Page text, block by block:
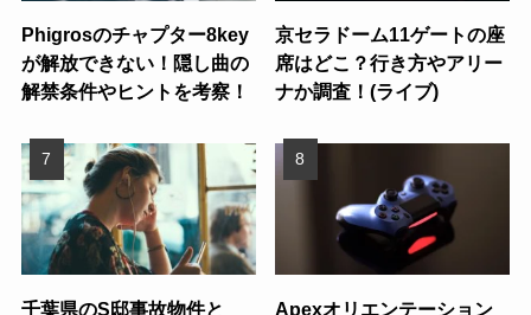
Phigrosのチャプター8key
が解放できない！隠し曲の
解禁条件やヒントを考察！
京セラドーム11ゲートの座
席はどこ？行き方やアリー
ナか調査！(ライブ)
千葉県のS邸事故物件と
Apexオリエンテーション